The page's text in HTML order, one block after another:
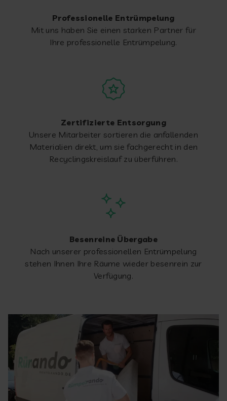
Professionelle Entrümpelung
Mit uns haben Sie einen starken Partner für
Ihre professionelle Entrümpelung.
Zertifizierte Entsorgung
Unsere Mitarbeiter sortieren die anfallenden
Materialien direkt, um sie fachgerecht in den
Recyclingskreislauf zu überführen.
Besenreine Übergabe
Nach unserer professionellen Entrümpelung
stehen Ihnen Ihre Räume wieder besenrein zur
Verfügung.